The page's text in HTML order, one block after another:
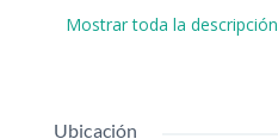
Mostrar toda la descripción
Ubicación